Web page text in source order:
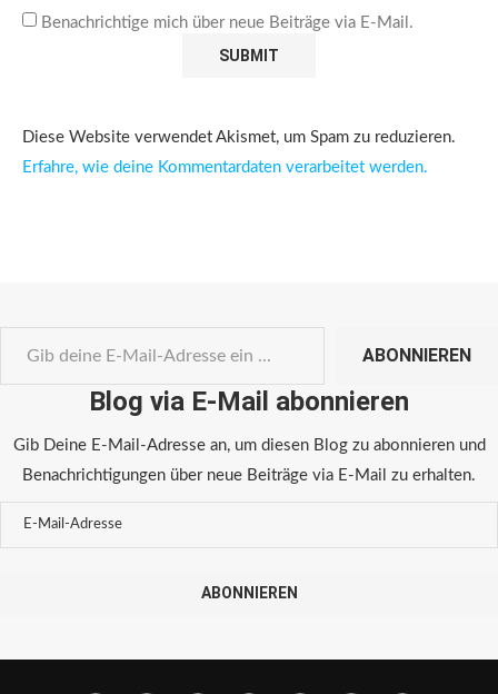
Benachrichtige mich über neue Beiträge via E-Mail.
Diese Website verwendet Akismet, um Spam zu reduzieren.
Erfahre, wie deine Kommentardaten verarbeitet werden.
ABONNIEREN
Blog via E-Mail abonnieren
Gib Deine E-Mail-Adresse an, um diesen Blog zu abonnieren und
Benachrichtigungen über neue Beiträge via E-Mail zu erhalten.
ABONNIEREN